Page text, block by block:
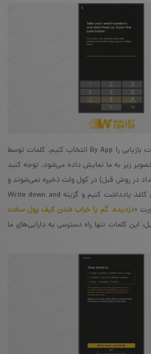
اما اگر نوع تولید کلمات بازیابی را By App انتخاب کنیم، کلمات توسط
تصویر زیر به ما نمایش داده می‌شود. توجه کنید
در روش قبل) در کول ولت ذخیره نمی‌شوند و
حتما باید آن‌ها را روی کاغذ یادداشت کنیم و گزینه‌ Write down and
دزدیده، گم یا خراب شدن کیف پول سخت
این کلمات تنها راه دسترسی به دارایی‌های ما